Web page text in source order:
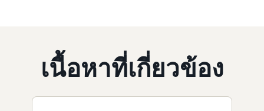
เนื้อหาที่เกี่ยวข้อง